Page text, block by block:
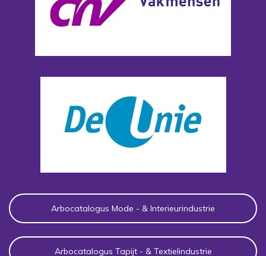
Arbocatalogus Mode - & Interieurindustrie
Arbocatalogus Tapijt - & Textielindustrie